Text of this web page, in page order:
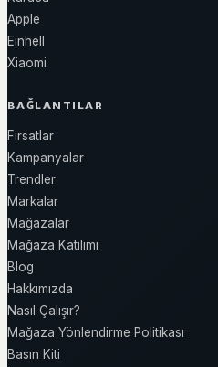
Apple
Einhell
Xiaomi
BAĞLANTILAR
Fırsatlar
Kampanyalar
Trendler
Markalar
Mağazalar
Mağaza Katılımı
Blog
Hakkımızda
Nasıl Çalışır?
Mağaza Yönlendirme Politikası
Basın Kiti